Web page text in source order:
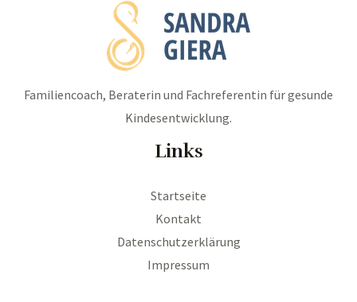
Familiencoach, Beraterin und Fachreferentin für gesunde
Kindesentwicklung.
Links
Startseite
Kontakt
Datenschutzerklärung
Impressum